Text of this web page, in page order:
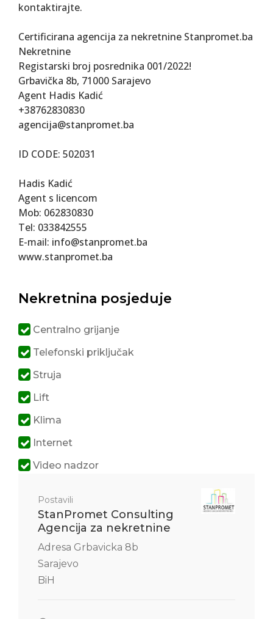
kontaktirajte.
Certificirana agencija za nekretnine Stanpromet.ba
Nekretnine
Registarski broj posrednika 001/2022!
Grbavička 8b, 71000 Sarajevo
Agent Hadis Kadić
+38762830830
agencija@stanpromet.ba
ID CODE: 502031
Hadis Kadić
Agent s licencom
Mob: 062830830
Tel: 033842555
E-mail: info@stanpromet.ba
www.stanpromet.ba
Nekretnina posjeduje
Centralno grijanje
Telefonski priključak
Struja
Lift
Klima
Internet
Video nadzor
Postavili
StanPromet Consulting
Agencija za nekretnine
Adresa Grbavicka 8b
Sarajevo
BiH